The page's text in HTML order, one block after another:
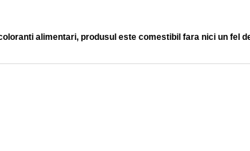
alimentari, produsul este comestibil fara nici un fel